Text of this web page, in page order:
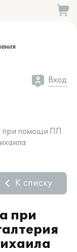
Вход
при помощи ПП
при
К списку